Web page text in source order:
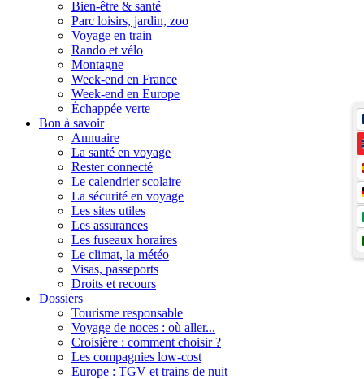
Bien-être & santé
Parc loisirs, jardin, zoo
Voyage en train
Rando et vélo
Montagne
Week-end en France
Week-end en Europe
Échappée verte
Bon à savoir
Annuaire
La santé en voyage
Rester connecté
Le calendrier scolaire
La sécurité en voyage
Les sites utiles
Les assurances
Les fuseaux horaires
Le climat, la météo
Visas, passeports
Droits et recours
Dossiers
Tourisme responsable
Voyage de noces : où aller...
Croisière : comment choisir ?
Les compagnies low-cost
Europe : TGV et trains de nuit